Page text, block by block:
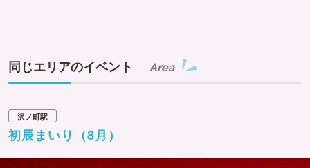
同じエリアのイベント Area
沢ノ町駅
初辰まいり（8月）